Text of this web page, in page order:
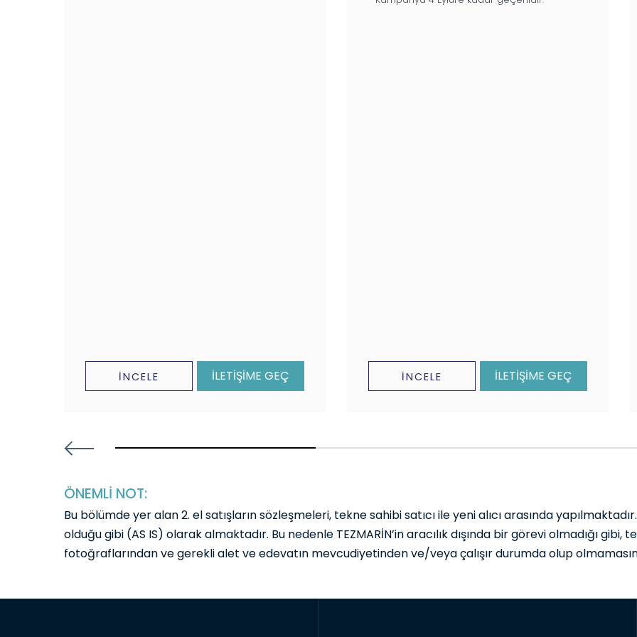
İNCELE İLETİŞİME GEÇ İNCELE İLETİŞİME GEÇ
30.434782608695656% completed
ÖNEMLİ NOT:
Bu bölümde yer alan 2. el satışların sözleşmeleri, tekne sahibi satıcı ile yeni alıcı arasında
olduğu gibi (AS IS) olarak almaktadır. Bu nedenle TEZMARİN’in aracılık dışında bir görevi olmadığı gibi,
fotoğraflarından ve gerekli alet ve edevatın mevcudiyetinden ve/veya çalışır durumda olup